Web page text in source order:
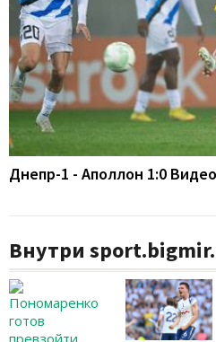
Днепр-1 - Аполлон 1:0
Внутри